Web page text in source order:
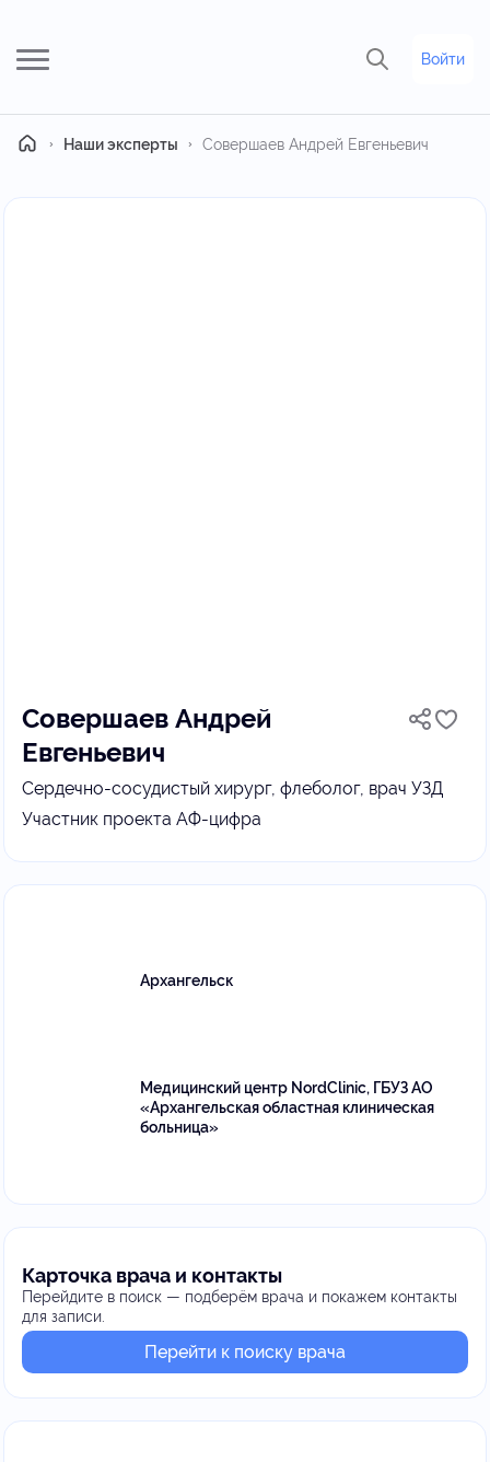
Войти
ГлавнаяНаши эксперты Совершаев Андрей Евгеньевич
Совершаев Андрей
Евгеньевич
Сердечно-сосудистый хирург, флеболог, врач УЗД
Участник проекта АФ-цифра
Архангельск
Медицинский центр NordClinic, ГБУЗ АО
«Архангельская областная клиническая
больница»
Карточка врача и контакты
Перейдите в поиск — подберём врача и покажем контакты
для записи.
Перейти к поиску врача